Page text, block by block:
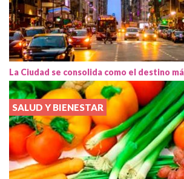
La Ciudad se consolida como el destino
SALUD Y BIENESTAR